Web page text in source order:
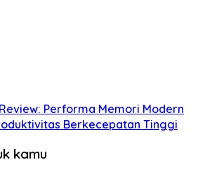
Performa Memori Modern
Berkecepatan Tinggi
kamu